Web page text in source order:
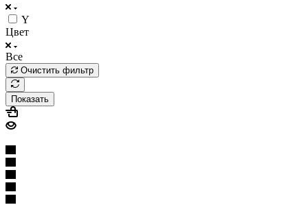
Y
Цвет
Все
Очистить фильтр
Показать